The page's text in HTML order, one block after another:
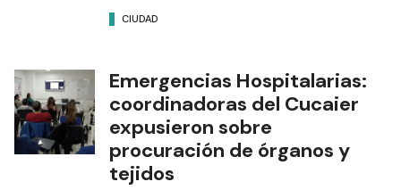
CIUDAD
Emergencias Hospitalarias:
coordinadoras del Cucaier
expusieron sobre
procuración de órganos y
tejidos